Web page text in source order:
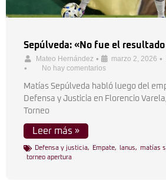
Sepúlveda: «No fue el
Mateo Hernández • marzo 2, 2026 •
• No hay comentarios
Matías Sepúlveda habló luego del
Defensa y Justicia en Florencio
Torneo
Leer más »
Defensa y justicia, Empate, lanus, matías
torneo apertura